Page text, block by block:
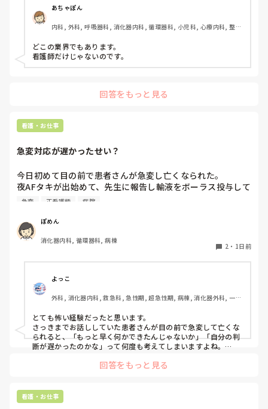
か」を今すぐ決めなくてもいいと思います。
その2回で、自分が“改善しようとして学べる環境なのか”、そ
れとも“萎縮だけしてしまう環境なのか”を見極めてもいいのか
今は「できない人」ではなくて、「かなり追い込まれている状
態」に見えます。
こうした厳しい指導や人間関係は、看護師という職業ならで
はなのでしょうか。それとも、他の職種でも同じようなこと
はあるのでしょうか？看護師以外の仕事を経験したことがあ
る方や、転職経験のある方のお話も聞いてみたいです。
あちゃぽん
内科, 外科, 呼吸器科, 消化器内科, 循環器科, 小児科, 心療内科, 整形
合診療科, 救急科, 超急性期, ICU, CCU, HCU, その他の科, ママナー
ス, 外来, 神経内科, 脳神経外科, NICU, 消化器外科, 一般病院, 慢性
期, 回復期, 終末期, オペ室, 透析, 検診・健診
どこの業界でもあります。
看護師だけじゃないのです。
回答をもっと見る
看護・お仕事
急変対応が遅かったせい？
今日初めて目の前で患者さんが急変し亡くなられた。
夜AFタキが出始めて、先生に報告し輸液をボーラス投与して
AF波形のままだったけど徐々にレートも落ち着いたし患者
またレートが上がり出したので先生に電話をかけた途端急に
VT波形に移行した。その後VF波形になって、今の今まで話
してた患者さんが目の前で痙攣して亡くなってしまった。
私の判断が遅かったから？DCが病棟に置いてなくてAEDで対
応したから？と、色々悩んでしまいます。
急変 正看護師 病院
ぽめん
消化器内科, 循環器科, 病棟
2 ・ 1日前
よっこ
外科, 消化器内科, 救急科, 急性期, 超急性期, 病棟, 消化器外科, 一般
とても怖い経験だったと思います。
さっきまでお話ししていた患者さんが目の前で急変して亡くな
られると、「もっと早く何かできたんじゃないか」「自分の判
断が遅かったのかな」って何度も考えてしまいますよね。
ただ、書かれている経過を見る限り、最初にAFが出た時点で先
ったとは限らないと思います。AFでも、血圧低下や意識障害な
ど循環が不安定な場合に緊急でDCを考えるので、落ち着いてい
回答をもっと見る
看護・お仕事